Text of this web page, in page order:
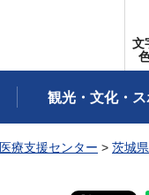
文
観光・文化・
療支援センター > 茨城